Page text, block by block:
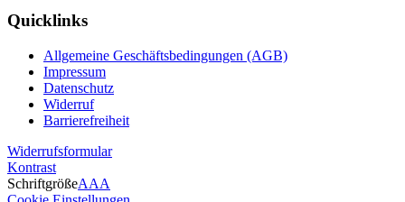
Quicklinks
Allgemeine Geschäftsbedingungen (AGB)
Impressum
Datenschutz
Widerruf
Barrierefreiheit
Widerrufsformular
Kontrast
SchriftgrößeAAA